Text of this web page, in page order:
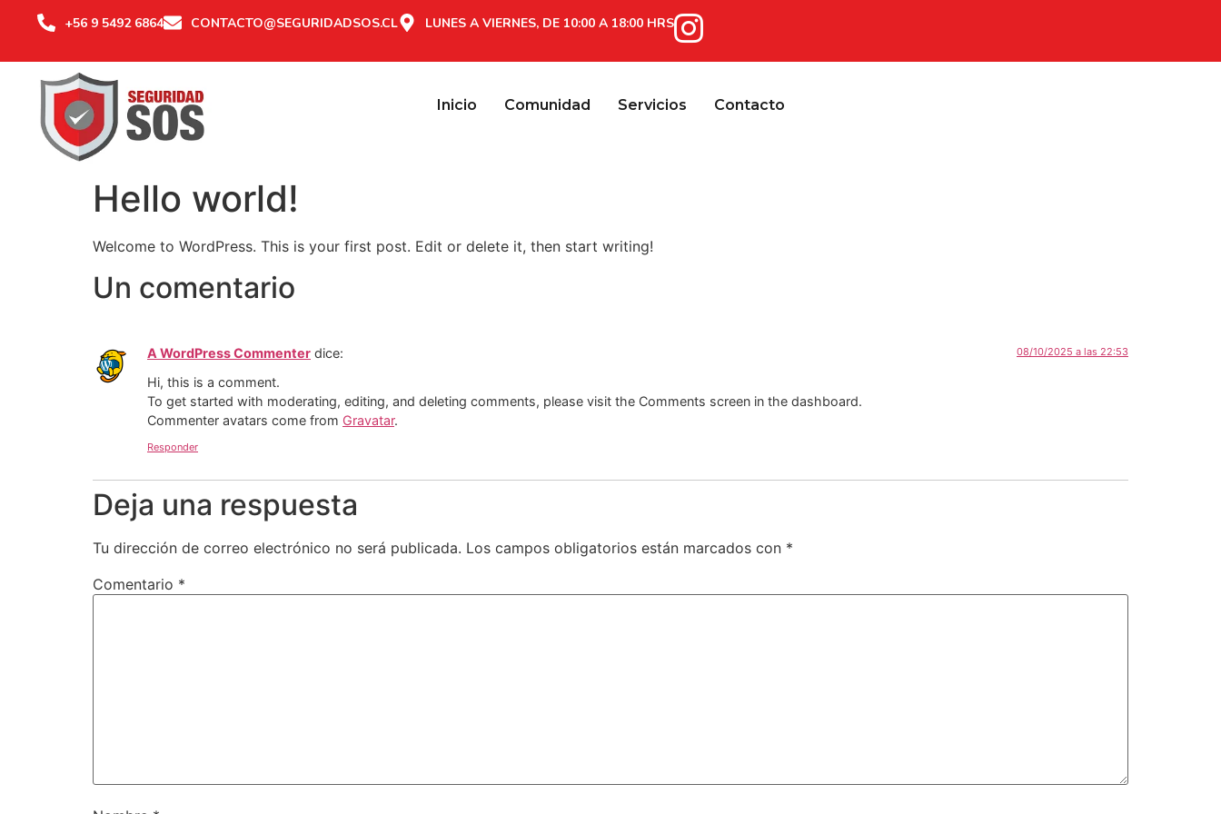
+56 9 5492 6864 CONTACTO@SEGURIDADSOS.CL LUNES A VIERNES, DE 10:00 A 18:00 HRS
Inicio Comunidad Servicios Contacto
Hello world!
Welcome to WordPress. This is your first post. Edit or delete it, then start writing!
Un comentario
A WordPress Commenter dice: 08/10/2025 a las 22:53
Hi, this is a comment.
To get started with moderating, editing, and deleting comments, please visit the Comments screen in the dashboard.
Commenter avatars come from Gravatar.
Responder
Deja una respuesta
Tu dirección de correo electrónico no será publicada. Los campos obligatorios están marcados con *
Comentario *